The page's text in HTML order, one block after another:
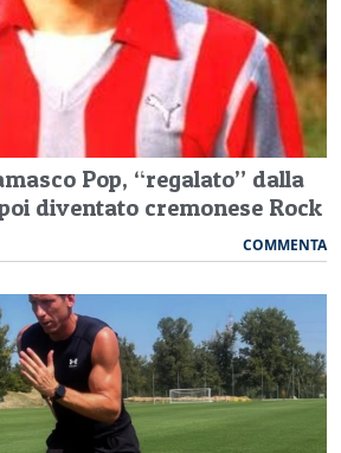
Pop, “regalato” dalla
diventato cremonese Rock
COMMENTA